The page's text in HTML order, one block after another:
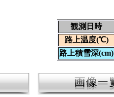
観測日時
路上温度(℃)
路上積雪深(cm)